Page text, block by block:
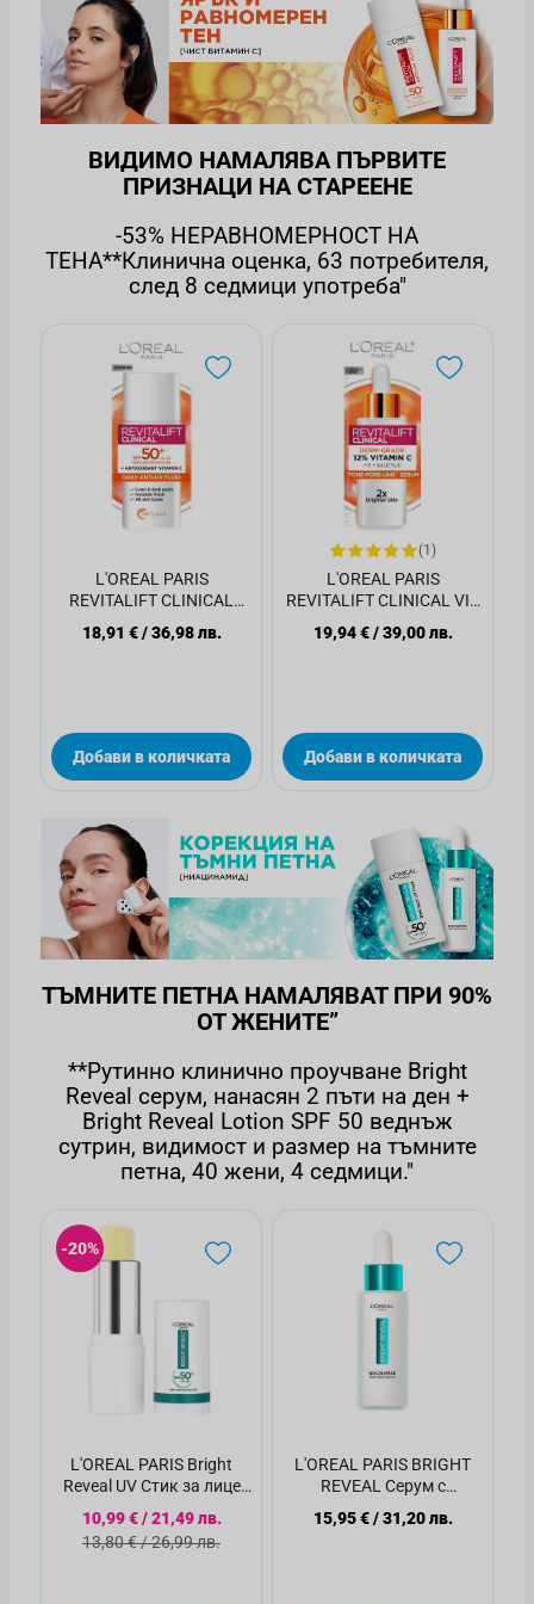
ВИДИМО НАМАЛЯВА ПЪРВИТЕ
ПРИЗНАЦИ НА СТАРЕЕНЕ
-53% НЕРАВНОМЕРНОСТ НА
ТЕНА**Клинична оценка, 63 потребителя,
след 8 седмици употреба"
L'OREAL PARIS
REVITALIFT CLINICAL
SPF+50, 50мл
18,91 €/36,98 лв.
Добави в количката
(1)
L'OREAL PARIS
REVITALIFT CLINICAL VIT
витамин С, 30мл
19,94 €/39,00 лв.
Добави в количката
ТЪМНИТЕ ПЕТНА НАМАЛЯВАТ ПРИ 90%
ОТ ЖЕНИТЕ”
**Рутинно клинично проучване Bright
Reveal серум, нанасян 2 пъти на ден +
Bright Reveal Lotion SPF 50 веднъж
сутрин, видимост и размер на тъмните
петна, 40 жени, 4 седмици."
-20%
L'OREAL PARIS Bright
Reveal UV Стик за лице
SPF50+
Специална цена
10,99 €/21,49 лв.
Стандартна цена
13,80 €/26,99 лв.
L'OREAL PARIS BRIGHT
REVEAL Сepум c
тъмни петна, 30мл
15,95 €/31,20 лв.